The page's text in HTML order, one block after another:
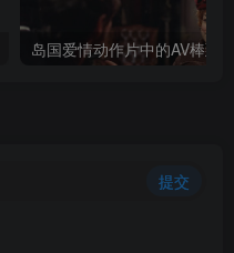
提交